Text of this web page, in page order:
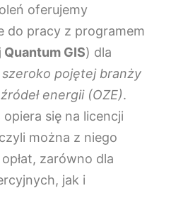
oferujemy
do pracy z programem
GIS) dla
pojętej branży
energii (OZE).
opiera się na licencji
można z niego
zarówno dla
jak i